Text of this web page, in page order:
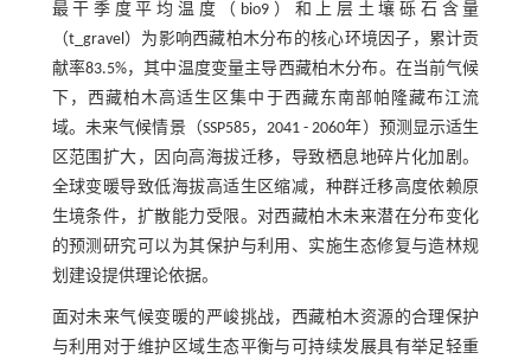
最干季度平均温度（bio9）和上层土壤砾石含量
（t_gravel）为影响西藏柏木分布的核心环境因子，累计贡
献率83.5%，其中温度变量主导西藏柏木分布。在当前气候
下，西藏柏木高适生区集中于西藏东南部帕隆藏布江流
域。未来气候情景（SSP585，2041 - 2060年）预测显示适生
区范围扩大，因向高海拔迁移，导致栖息地碎片化加剧。
全球变暖导致低海拔高适生区缩减，种群迁移高度依赖原
生境条件，扩散能力受限。对西藏柏木未来潜在分布变化
的预测研究可以为其保护与利用、实施生态修复与造林规
划建设提供理论依据。
面对未来气候变暖的严峻挑战，西藏柏木资源的合理保护
与利用对于维护区域生态平衡与可持续发展具有举足轻重